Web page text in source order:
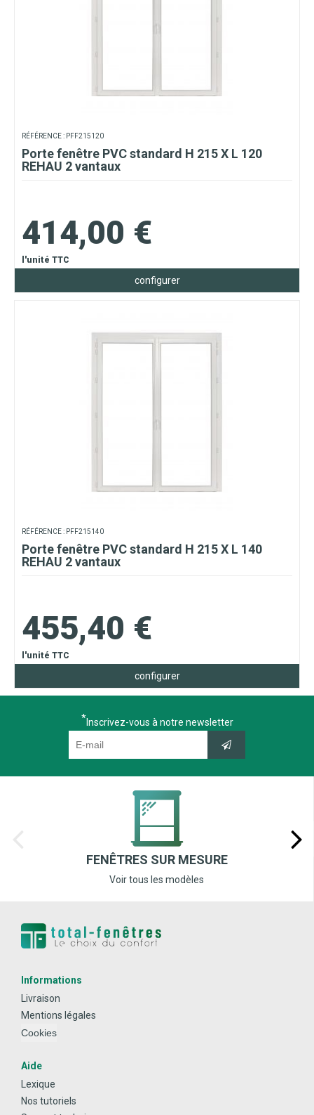
RÉFÉRENCE : PFF215120
Porte fenêtre PVC standard H 215 X L 120
REHAU 2 vantaux
414,00 €
l'unité TTC
configurer
RÉFÉRENCE : PFF215140
Porte fenêtre PVC standard H 215 X L 140
REHAU 2 vantaux
455,40 €
l'unité TTC
configurer
Inscrivez-vous à notre newsletter
FENÊTRES SUR MESURE
Voir tous les modèles
Informations
Livraison
Mentions légales
Cookies
Aide
Lexique
Nos tutoriels